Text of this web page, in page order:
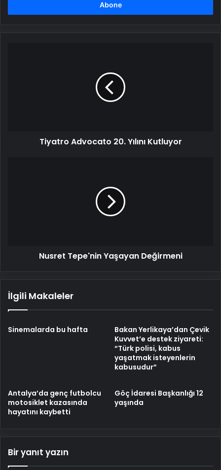
Tiyatro Advocato 20. Yılını Kutluyor
Nusret Tepe'nin Yaşayan Değirmeni
İlgili Makaleler
Sinemalarda bu hafta
Bakan Yerlikaya’dan Çevik
Kuvvet’e destek ziyareti:
“Türk polisi, kabus
yaşatmak isteyenlerin
kabusudur”
Antalya’da genç futbolcu
motosiklet kazasında
hayatını kaybetti
Göç İdaresi Başkanlığı 12
yaşında
Bir yanıt yazın